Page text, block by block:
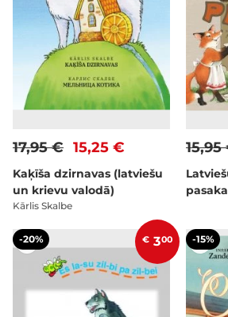
15,25 €
17,95 €
Kaķīša dzirnavas (latviešu
un krievu valodā)
Kārlis Skalbe
15,95
-20% € 300 -15%